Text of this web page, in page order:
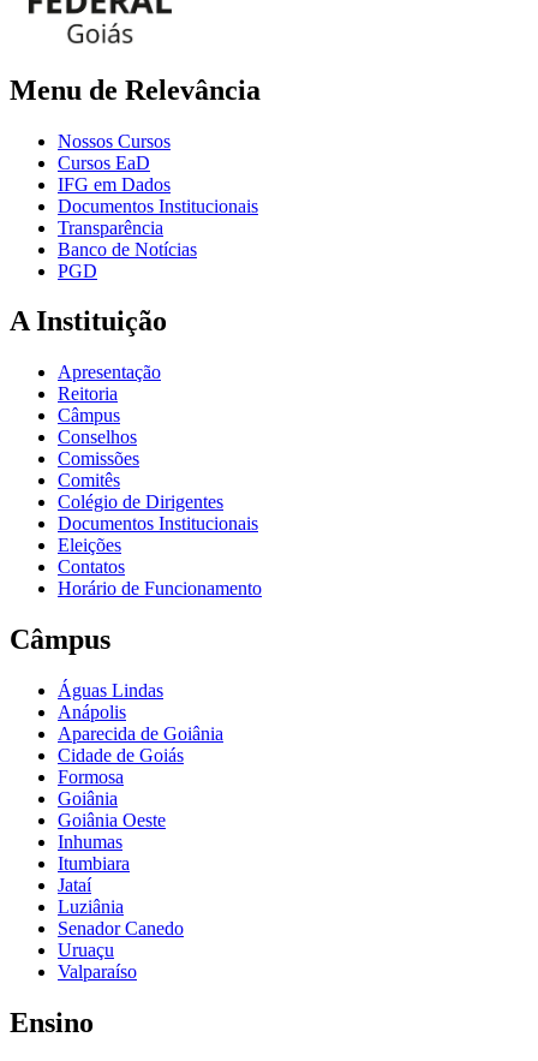
Menu de Relevância
Nossos Cursos
Cursos EaD
IFG em Dados
Documentos Institucionais
Transparência
Banco de Notícias
PGD
A Instituição
Apresentação
Reitoria
Câmpus
Conselhos
Comissões
Comitês
Colégio de Dirigentes
Documentos Institucionais
Eleições
Contatos
Horário de Funcionamento
Câmpus
Águas Lindas
Anápolis
Aparecida de Goiânia
Cidade de Goiás
Formosa
Goiânia
Goiânia Oeste
Inhumas
Itumbiara
Jataí
Luziânia
Senador Canedo
Uruaçu
Valparaíso
Ensino